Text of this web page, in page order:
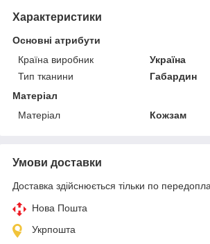
Характеристики
Основні атрибути
Країна виробник
Україна
Тип тканини
Габардин
Матеріал
Матеріал
Кожзам
Умови доставки
Доставка здійснюється тільки по
Нова Пошта
Укрпошта